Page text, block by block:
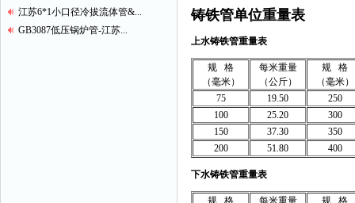
江苏6*1小口径冷拔流体管&...
GB3087低压锅炉管-江苏...
铸铁管单位重量表
上水铸铁管重量表
规 格
（毫米）
每米重量
（公斤）
规 格
（毫米）
75
19.50
250
100
25.20
300
150
37.30
350
200
51.80 400
下水铸铁管重量表
规 格
每米重量
规 格